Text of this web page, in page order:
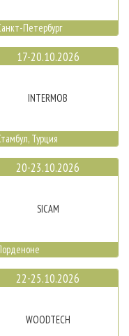
Петербург
17-20.10.2026
INTERMOB
Турция
20-23.10.2026
SICAM
22-25.10.2026
WOODTECH